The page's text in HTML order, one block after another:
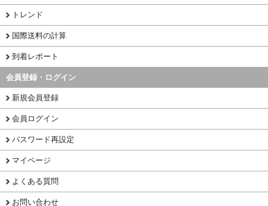
トレンド
国際送料の計算
到着レポート
会員登録・ログイン
新規会員登録
会員ログイン
パスワード再設定
マイページ
よくある質問
お問い合わせ